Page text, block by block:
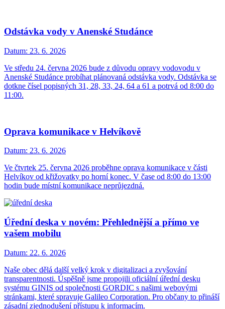
Odstávka vody v Anenské Studánce
Datum: 23. 6. 2026
Ve středu 24. června 2026 bude z důvodu opravy vodovodu v
Anenské Studánce probíhat plánovaná odstávka vody. Odstávka se
dotkne čísel popisných 31, 28, 33, 24, 64 a 61 a potrvá od 8:00 do
11:00.
Oprava komunikace v Helvíkově
Datum: 23. 6. 2026
Ve čtvrtek 25. června 2026 proběhne oprava komunikace v části
Helvíkov od křižovatky po horní konec. V čase od 8:00 do 13:00
hodin bude místní komunikace neprůjezdná.
Úřední deska v novém: Přehlednější a přímo ve
vašem mobilu
Datum: 22. 6. 2026
Naše obec dělá další velký krok v digitalizaci a zvyšování
transparentnosti. Úspěšně jsme propojili oficiální úřední desku
systému GINIS od společnosti GORDIC s našimi webovými
stránkami, které spravuje Galileo Corporation. Pro občany to přináší
zásadní zjednodušení přístupu k informacím.